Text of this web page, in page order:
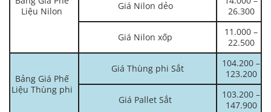
Liệu Nilon
Giá Nilon dẻo
26.300
Giá Nilon xốp
11.000 –
22.500
Bảng Giá Phế
Liệu Thùng phi
Giá Thùng phi Sắt
104.200 –
123.200
Giá Pallet Sắt
103.200 –
147.900